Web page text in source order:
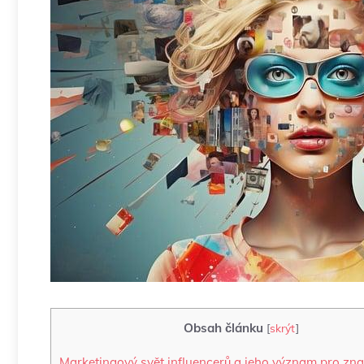
Obsah článku [skrýt]